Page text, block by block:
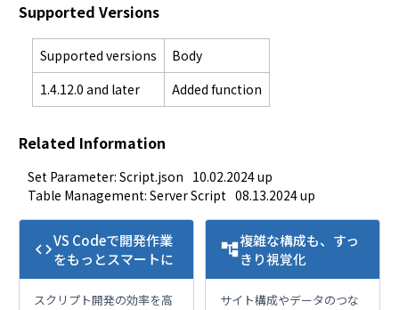
Supported Versions
Supported versions
Body
1.4.12.0 and later
Added function
Related Information
Set Parameter: Script.json 10.02.2024 up
Table Management: Server Script 08.13.2024 up
codeVS Codeで開発作業
をもっとスマートに
スクリプト開発の効率を高
account_tree複雑な構成も、すっ
きり視覚化
サイト構成やデータのつな